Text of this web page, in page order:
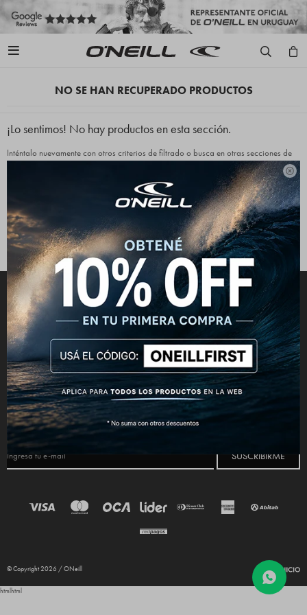


NO SE HAN RECUPERADO PRODUCTOS
¡Lo sentimos! No hay productos en esta sección.
Inténtalo nuevamente con otros criterios de filtrado o busca en otras secciones de
Filtrando por: Color:Blanco Quitar filtros
CONECTATE
 
NEWSLETTER
¡Suscribite y recibí todas nuestras novedades!
SUSCRIBIRME
© Copyright 2026 / ONeill
htmlhtml